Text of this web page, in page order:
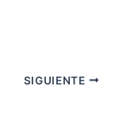
SIGUIENTE